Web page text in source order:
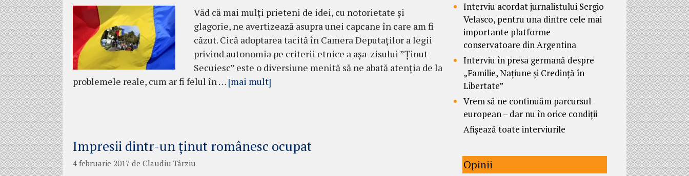
Văd că mai mulți prieteni de idei, cu notorietate și
glagorie, ne avertizează asupra unei capcane în care am fi
căzut. Cică adoptarea tacită în Camera Deputaților a legii
privind autonomia pe criterii etnice a așa-zisului ”Ținut
Secuiesc” este o diversiune menită să ne abată atenția de la
problemele reale, cum ar fi felul în … [mai mult]
Impresii dintr-un ținut românesc ocupat
4 februarie 2017 de Claudiu Târziu
Interviu acordat jurnalistului Sergio
Velasco, pentru una dintre cele mai
importante platforme
conservatoare din Argentina
Interviu în presa germană despre
„Familie, Națiune și Credință în
Libertate”
Vrem să ne continuăm parcursul
european – dar nu în orice condiții
Afișează toate interviurile
Opinii